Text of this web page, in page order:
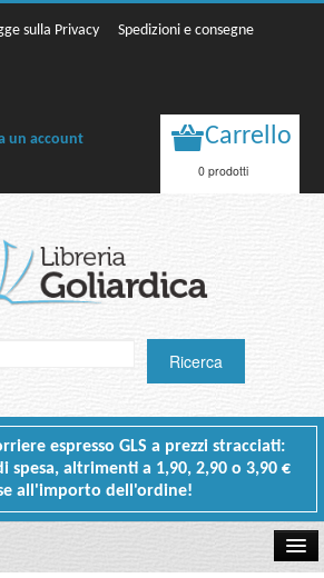
sulla Privacy Spedizioni e consegne
un account Carrello
0 prodotti
espresso GLS a prezzi stracciati:
spesa, altrimenti a 1,90, 2,90 o 3,90 €
all'importo dell'ordine!